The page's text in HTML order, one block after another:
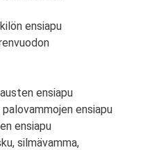
ensiapu
ensiapu
ensiapu
ensiapu
silmävamma,